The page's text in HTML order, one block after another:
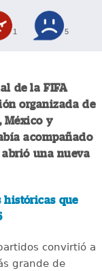
1 5
de la FIFA
organizada de
México y
acompañado
una nueva
históricas que
convirtió a
grande de